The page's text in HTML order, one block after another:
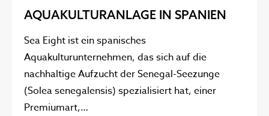
AQUAKULTURANLAGE IN SPANIEN
Sea Eight ist ein spanisches
Aquakulturunternehmen, das sich auf die
nachhaltige Aufzucht der Senegal-See­zunge
(Solea senegalensis) spezialisiert hat, einer
Premiumart,…